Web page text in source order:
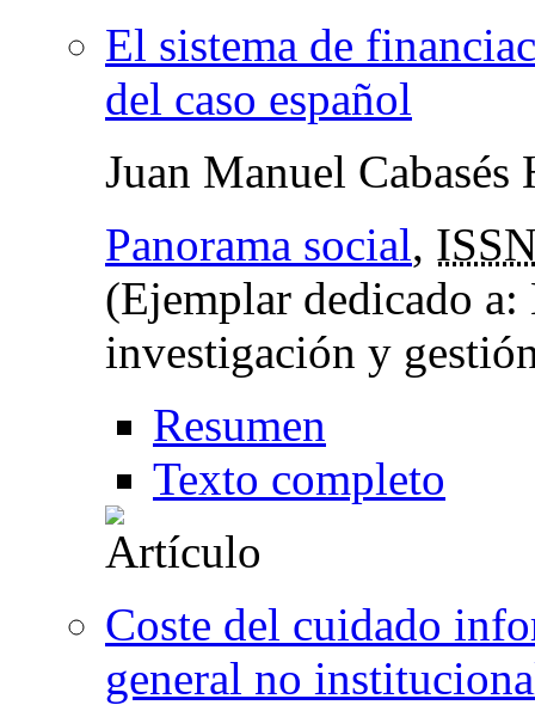
El sistema de
del caso español
Juan Manuel
Panorama social,
(Ejemplar dedicado a:
investigación y
Resumen
Texto completo
Coste del cuidado
general no